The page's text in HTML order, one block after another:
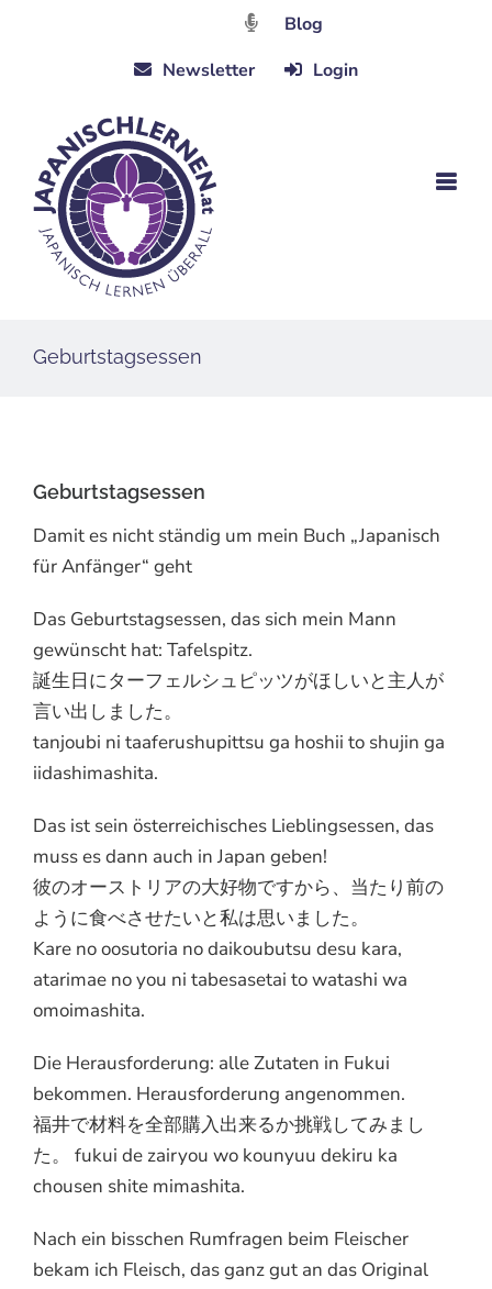
Blog
Newsletter
Login
Geburtstagsessen
Geburtstagsessen
Damit es nicht ständig um mein Buch „Japanisch
für Anfänger“ geht
Das Geburtstagsessen, das sich mein Mann
gewünscht hat: Tafelspitz.
誕生日にターフェルシュピッツがほしいと主人が
言い出しました。
tanjoubi ni taaferushupittsu ga hoshii to shujin ga
iidashimashita.
Das ist sein österreichisches Lieblingsessen, das
muss es dann auch in Japan geben!
彼のオーストリアの大好物ですから、当たり前の
ように食べさせたいと私は思いました。
Kare no oosutoria no daikoubutsu desu kara,
atarimae no you ni tabesasetai to watashi wa
omoimashita.
Die Herausforderung: alle Zutaten in Fukui
bekommen. Herausforderung angenommen.
福井で材料を全部購入出来るか挑戦してみまし
た。 fukui de zairyou wo kounyuu dekiru ka
chousen shite mimashita.
Nach ein bisschen Rumfragen beim Fleischer
bekam ich Fleisch, das ganz gut an das Original